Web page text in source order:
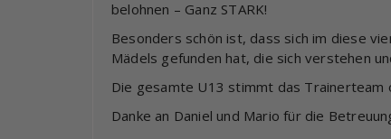
belohnen – Ganz STARK!
Besonders schön ist, dass sich im diese
Mädels gefunden hat, die sich verstehen
Die gesamte U13 stimmt das Trainerteam
Danke an Daniel und Mario für die